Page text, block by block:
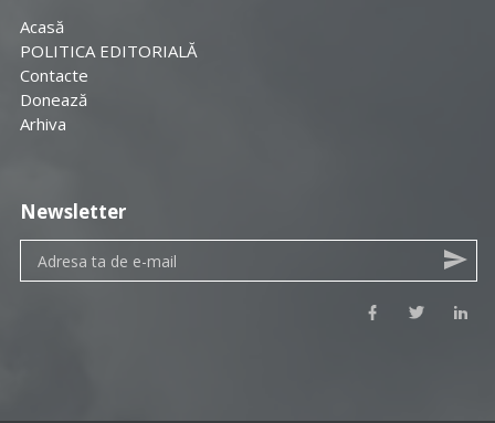
Acasă
POLITICA EDITORIALĂ
Contacte
Donează
Arhiva
Newsletter